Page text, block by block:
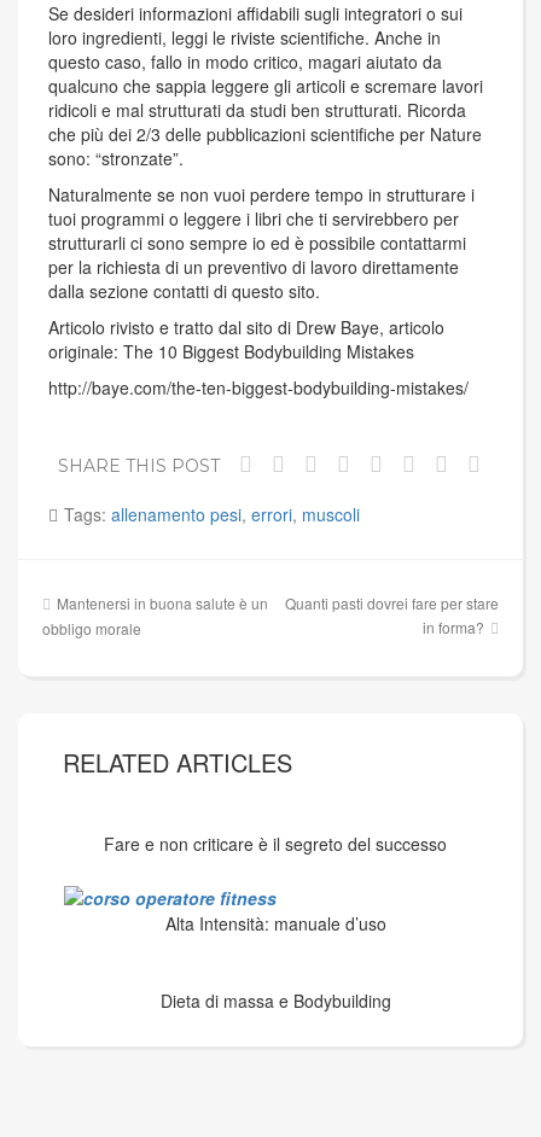
Se desideri informazioni affidabili sugli integratori o sui
loro ingredienti, leggi le riviste scientifiche. Anche in
questo caso, fallo in modo critico, magari aiutato da
qualcuno che sappia leggere gli articoli e scremare lavori
ridicoli e mal strutturati da studi ben strutturati. Ricorda
che più dei 2/3 delle pubblicazioni scientifiche per Nature
sono: “stronzate”.
Naturalmente se non vuoi perdere tempo in strutturare i
tuoi programmi o leggere i libri che ti servirebbero per
strutturarli ci sono sempre io ed è possibile contattarmi
per la richiesta di un preventivo di lavoro direttamente
dalla sezione contatti di questo sito.
Articolo rivisto e tratto dal sito di Drew Baye, articolo
originale: The 10 Biggest Bodybuilding Mistakes
http://baye.com/the-ten-biggest-bodybuilding-mistakes/
SHARE THIS POST
Tags: allenamento pesi, errori, muscoli
Navigazione
articoli
Mantenersi in buona salute è un
obbligo morale
Quanti pasti dovrei fare per stare
in forma?
RELATED ARTICLES
Fare e non criticare è il segreto del successo
Alta Intensità: manuale d’uso
Dieta di massa e Bodybuilding